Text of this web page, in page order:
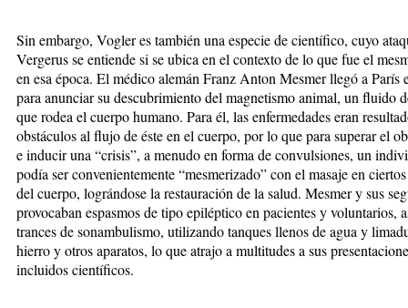
Sin embargo, Vogler es también una especie de científico, cuyo
Vergerus se entiende si se ubica en el contexto de lo que fue el
en esa época. El médico alemán Franz Anton Mesmer llegó a París
para anunciar su descubrimiento del magnetismo animal, un fluido
que rodea el cuerpo humano. Para él, las enfermedades eran
obstáculos al flujo de éste en el cuerpo, por lo que para superar el
e inducir una “crisis”, a menudo en forma de convulsiones, un
podía ser convenientemente “mesmerizado” con el masaje en
del cuerpo, lográndose la restauración de la salud. Mesmer y sus
provocaban espasmos de tipo epiléptico en pacientes y voluntarios,
trances de sonambulismo, utilizando tanques llenos de agua y
hierro y otros aparatos, lo que atrajo a multitudes a sus
incluidos científicos.